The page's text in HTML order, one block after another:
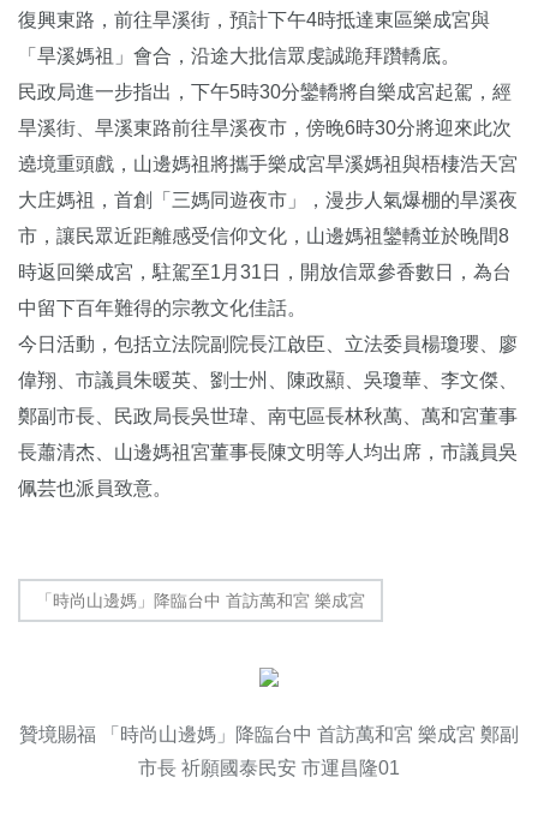
復興東路，前往旱溪街，預計下午4時抵達東區樂成宮與
「旱溪媽祖」會合，沿途大批信眾虔誠跪拜躦轎底。
民政局進一步指出，下午5時30分鑾轎將自樂成宮起駕，經
旱溪街、旱溪東路前往旱溪夜市，傍晚6時30分將迎來此次
遶境重頭戲，山邊媽祖將攜手樂成宮旱溪媽祖與梧棲浩天宮
大庄媽祖，首創「三媽同遊夜市」，漫步人氣爆棚的旱溪夜
市，讓民眾近距離感受信仰文化，山邊媽祖鑾轎並於晚間8
時返回樂成宮，駐駕至1月31日，開放信眾參香數日，為台
中留下百年難得的宗教文化佳話。
今日活動，包括立法院副院長江啟臣、立法委員楊瓊瓔、廖
偉翔、市議員朱暖英、劉士州、陳政顯、吳瓊華、李文傑、
鄭副市長、民政局長吳世瑋、南屯區長林秋萬、萬和宮董事
長蕭清杰、山邊媽祖宮董事長陳文明等人均出席，市議員吳
佩芸也派員致意。
「時尚山邊媽」降臨台中 首訪萬和宮 樂成宮
贊境賜福 「時尚山邊媽」降臨台中 首訪萬和宮 樂成宮 鄭副
市長 祈願國泰民安 市運昌隆01